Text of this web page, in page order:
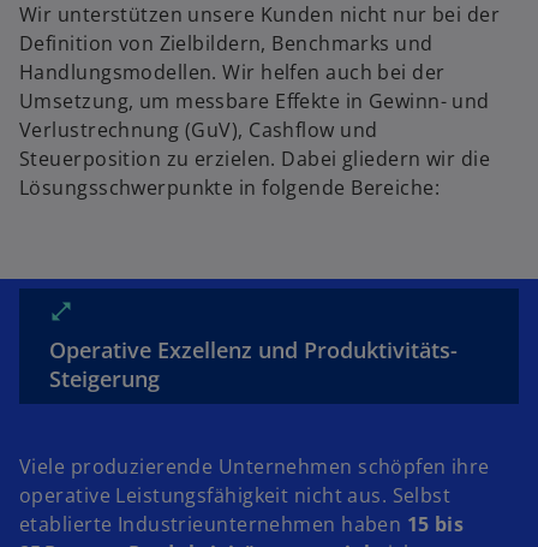
Wir unterstützen unsere Kunden nicht nur bei der
Definition von Zielbildern, Benchmarks und
Handlungsmodellen. Wir helfen auch bei der
Umsetzung, um messbare Effekte in Gewinn- und
Verlustrechnung (GuV), Cashflow und
Steuerposition zu erzielen. Dabei gliedern wir die
Lösungsschwerpunkte in folgende Bereiche:
Operative Exzellenz und Produktivitäts-
Steigerung
Viele produzierende Unternehmen schöpfen ihre
operative Leistungsfähigkeit nicht aus. Selbst
etablierte Industrieunternehmen haben 15 bis